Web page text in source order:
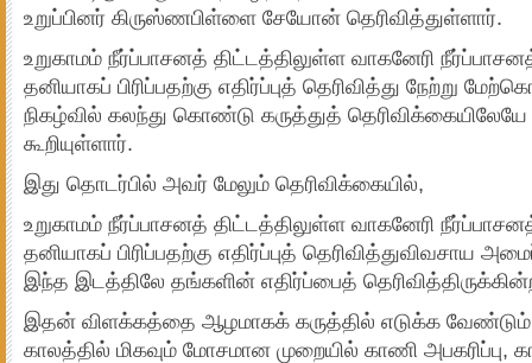
உறுப்பினர் கிருஸ்ணபிள்ளை சேயோன் தெரிவித்துள்ளார்.
உறுகாமம் நீர்ப்பாசனத் திட்டத்திலுள்ள வாகனேரி
தனியாகப் பிரிப்பதற்கு எதிர்ப்புத் தெரிவித்து நேற்று
நிகழ்வில் கலந்து கொண்டு கருத்துத்
கூறியுள்ளார்.
இது தொடர்பில் அவர் மேலும் தெரிவிக்கையில்,
உறுகாமம் நீர்ப்பாசனத் திட்டத்திலுள்ள வாகனேரி
தனியாகப் பிரிப்பதற்கு எதிர்ப்புத் தெரிவித்துவிவசாய
இந்த இடத்திலே தங்களின் எதிர்ப்பைத்
இதன் விளக்கத்தை ஆழமாகக் கருத்தில் எடுக்க
காலத்தில் மிகவும் மோசமான முறையில் காணி